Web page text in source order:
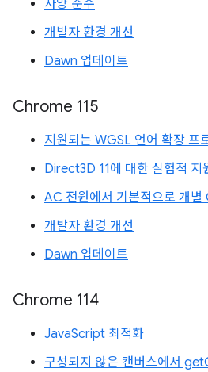
사양 준수
개발자 환경 개선
Dawn 업데이트
Chrome 115
지원되는 WGSL 언어 확장 프
Direct3D 11에 대한 실험적 지
AC 전원에서 기본적으로 개별
개발자 환경 개선
Dawn 업데이트
Chrome 114
JavaScript 최적화
구성되지 않은 캔버스에서